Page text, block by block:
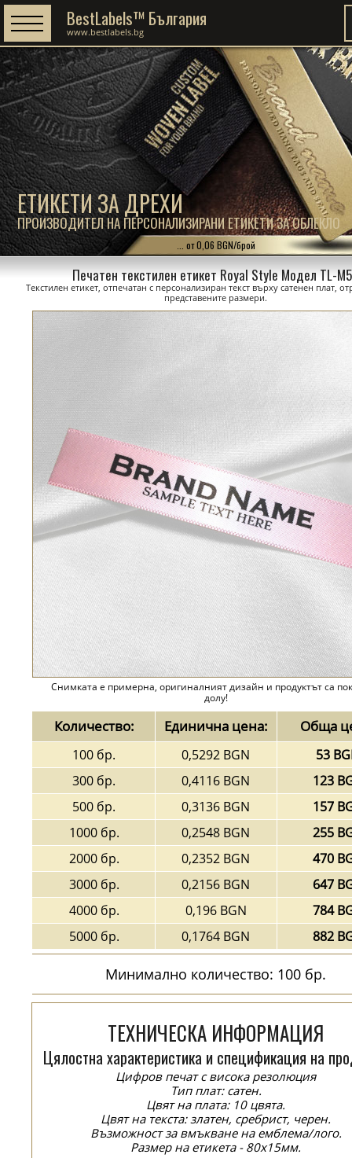
ЕТИКЕТИ ЗА ДРЕХИ
ПРОИЗВОДИТЕЛ НА ПЕРСОНАЛИЗИРАНИ ЕТИКЕТИ ЗА ОБЛЕКЛО
BestLabels™ България
www.bestlabels.bg
... от 0,06 BGN/брой
Печатен текстилен етикет Royal Style Модел TL-
Текстилен етикет, отпечатан с персонализиран текст върху сатенен плат,
представените размери.
Снимката е примерна, оригиналният дизайн и продуктът са
долу!
Количество: Единична цена: Обща
100 бр. 0,5292 BGN
53
300 бр.
0,4116 BGN
123
500 бр.
0,3136 BGN
157
1000 бр.
0,2548 BGN
255
2000 бр.
0,2352 BGN
470
3000 бр.
0,2156 BGN
647
4000 бр.
0,196 BGN
784
5000 бр.
0,1764 BGN 882
Минимално количество: 100 бр.
ТЕХНИЧЕСКА ИНФОРМАЦИЯ
Цялостна характеристика и спецификация на
Цифров печат с висока резолюция
Тип плат: сатен.
Цвят на плата: 10 цвята.
Цвят на текста: златен, сребрист, черен.
Възможност за вмъкване на емблема/лого.
Размер на етикета - 80x15мм.